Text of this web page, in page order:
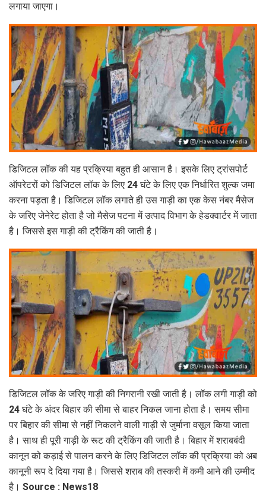
लगाया जाएगा।
डिजिटल लॉक की यह प्रक्रिया बहुत ही आसान है। इसके लिए ट्रांसपोर्ट
ऑपरेटरों को डिजिटल लॉक के लिए 24 घंटे के लिए एक निर्धारित शुल्क जमा
करना पड़ता है। डिजिटल लॉक लगाते ही उस गाड़ी का एक केस नंबर मैसेज
के जरिए जेनेरेट होता है जो मैसेज पटना में उत्पाद विभाग के हेडक्वार्टर में जाता
है। जिससे इस गाड़ी की ट्रैकिंग की जाती है।
डिजिटल लॉक के जरिए गाड़ी की निगरानी रखी जाती है। लॉक लगी गाड़ी को
24 घंटे के अंदर बिहार की सीमा से बाहर निकल जाना होता है। समय सीमा
पर बिहार की सीमा से नहीं निकलने वाली गाड़ी से जुर्माना वसूल किया जाता
है। साथ ही पूरी गाड़ी के रूट की ट्रैकिंग की जाती है। बिहार में शराबबंदी
कानून को कड़ाई से पालन करने के लिए डिजिटल लॉक की प्रक्रिया को अब
कानूनी रूप दे दिया गया है। जिससे शराब की तस्करी में कमी आने की उम्मीद
है। Source : News18